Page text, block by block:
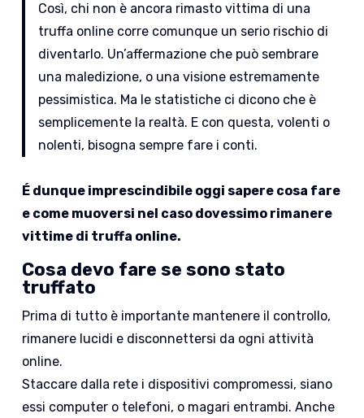
Così, chi non è ancora rimasto vittima di una
truffa online corre comunque un serio rischio di
diventarlo. Un’affermazione che può sembrare
una maledizione, o una visione estremamente
pessimistica. Ma le statistiche ci dicono che è
semplicemente la realtà. E con questa, volenti o
nolenti, bisogna sempre fare i conti.
É dunque imprescindibile oggi sapere cosa fare
e come muoversi nel caso dovessimo rimanere
vittime di truffa online.
Cosa devo fare se sono stato
truffato
Prima di tutto è importante mantenere il controllo,
rimanere lucidi e disconnettersi da ogni attività
online.
Staccare dalla rete i dispositivi compromessi, siano
essi computer o telefoni, o magari entrambi. Anche